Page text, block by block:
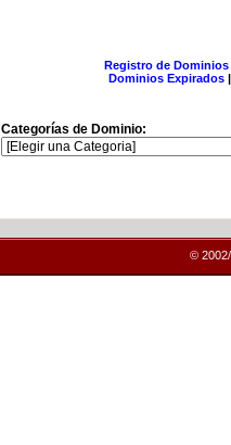
Registro de Dominios
Dominios Expirados |
Categorías de Dominio:
©